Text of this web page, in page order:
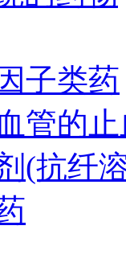
子类药
管的
(抗纤